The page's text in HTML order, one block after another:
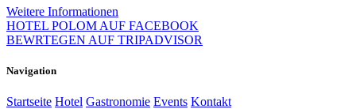
Weitere Informationen
HOTEL POLOM AUF FACEBOOK
BEWRTEGEN AUF TRIPADVISOR
Navigation
Startseite Hotel Gastronomie Events Kontakt